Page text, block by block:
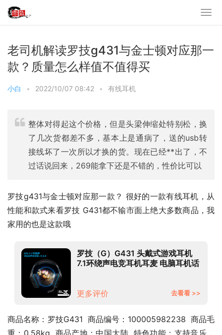
老司机解读罗技g431与金士顿对应那一
款？质量怎么样值不值得买
小白 • 2022/10/07 08:42 • 有线耳机
整体对得起这个价格，但是头梁伸缩处特别松，换
了几次货都差不多，基本上是通病了，送的usb转
接线坏了一次所以才换的货。现在已经**出了，不
过话说回来，269能拿下还是不错的，性价比可以
罗技g431与金士顿对应那一款？ 很好的一款有线耳机，从
性能和款式来看罗技 G431都不输市面上绝大多数商品，我
家用的也是这款哦
罗技（G）G431 头戴式游戏耳机
7.1环绕声电竞耳机耳麦 电脑耳机话
更多评价 去看看 >>
商品名称：罗技G431  商品编号：100005982238  商品毛